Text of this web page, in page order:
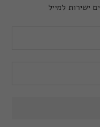
ישירות למייל